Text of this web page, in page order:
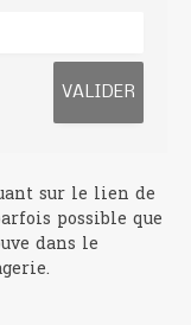
sur le lien de
possible que
dans le